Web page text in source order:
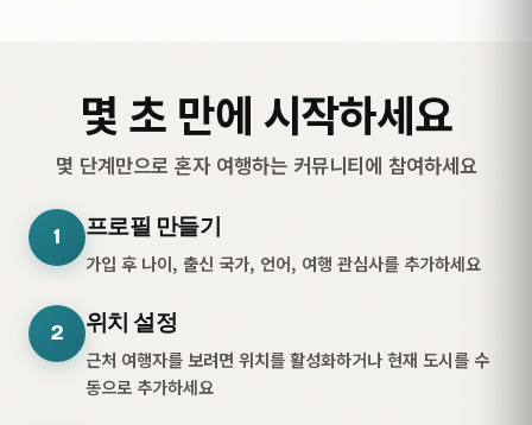
몇 초 만에 시작하세요
몇 단계만으로 혼자 여행하는 커뮤니티에 참여하세요
1 프로필 만들기
가입 후 나이, 출신 국가, 언어, 여행 관심사를 추가하세요
2 위치 설정
근처 여행자를 보려면 위치를 활성화하거나 현재 도시를 수
동으로 추가하세요